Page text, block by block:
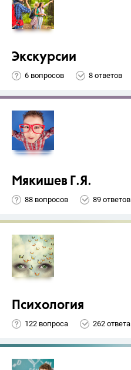
Экскурсии
6 вопросов 8 ответов
Мякишев Г.Я.
88 вопросов 89 ответов
Психология
122 вопроса 262 ответа